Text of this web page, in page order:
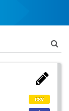
csv